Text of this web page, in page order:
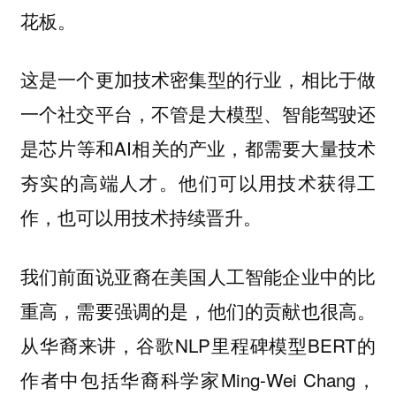
花板。
这是一个更加技术密集型的行业，相比于做
一个社交平台，不管是大模型、智能驾驶还
是芯片等和AI相关的产业，都需要大量技术
夯实的高端人才。他们可以用技术获得工
作，也可以用技术持续晋升。
我们前面说亚裔在美国人工智能企业中的比
重高，需要强调的是，他们的贡献也很高。
从华裔来讲，谷歌NLP里程碑模型BERT的
作者中包括华裔科学家Ming-Wei Chang，